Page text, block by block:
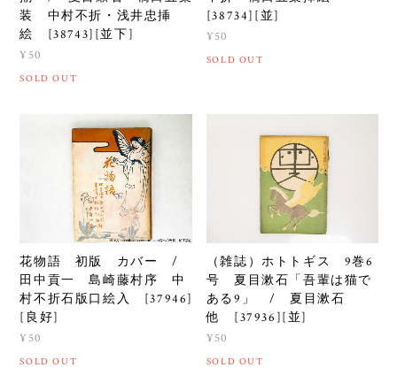
装 中村不折・浅井忠挿
絵 [38743][並下]
¥50
SOLD OUT
[38734][並]
¥50
SOLD OUT
花物語 初版 カバー /
田中貢一 島崎藤村序 中
村不折石版口絵入 [37946]
[良好]
¥50
SOLD OUT
（雑誌）ホトトギス 9巻6
号 夏目漱石「吾輩は猫で
ある9」 / 夏目漱石
他 [37936][並]
¥50
SOLD OUT